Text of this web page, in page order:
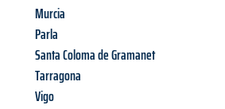
Murcia
Parla
Santa Coloma de Gramanet
Tarragona
Vigo